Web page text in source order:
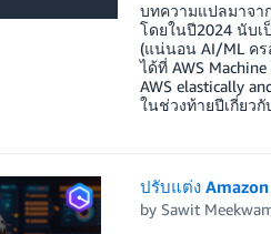
บทความแปลมาจาก
โดยในปี2024 นับเ
(แน่นอน AI/ML คร
ได้ที่ AWS
AWS elastically
ในช่วงท้ายปีเกี่ยว
ปรับแต่ง
by Sawit